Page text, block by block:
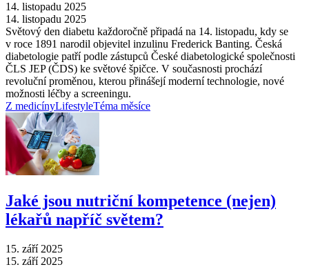
14. listopadu 2025
14. listopadu 2025
Světový den diabetu každoročně připadá na 14. listopadu, kdy se
v roce 1891 narodil objevitel inzulinu Frederick Banting. Česká
diabetologie patří podle zástupců České diabetologické společnosti
ČLS JEP (ČDS) ke světové špičce. V současnosti prochází
revoluční proměnou, kterou přinášejí moderní technologie, nové
možnosti léčby a screeningu.
Z medicínyLifestyleTéma měsíce
Jaké jsou nutriční kompetence (nejen)
lékařů napříč světem?
15. září 2025
15. září 2025